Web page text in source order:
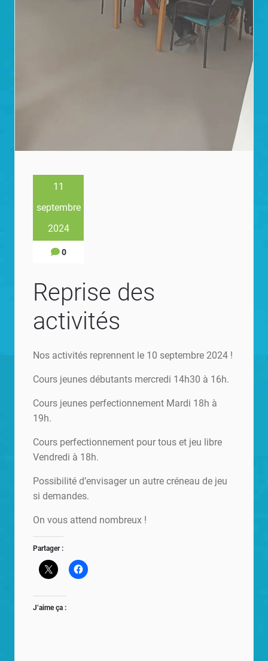
11
septembre
2024
0
Reprise des
activités
Nos activités reprennent le 10 septembre 2024 !
Cours jeunes débutants mercredi 14h30 à 16h.
Cours jeunes perfectionnement Mardi 18h à
19h.
Cours perfectionnement pour tous et jeu libre
Vendredi à 18h.
Possibilité d’envisager un autre créneau de jeu
si demandes.
On vous attend nombreux !
Partager :
J’aime ça :